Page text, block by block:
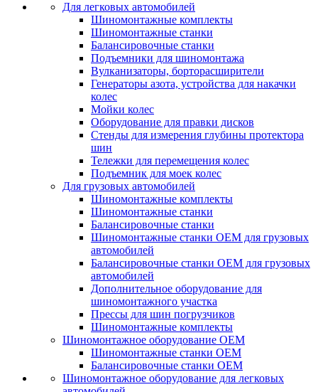
Для легковых автомобилей
Шиномонтажные комплекты
Шиномонтажные станки
Балансировочные станки
Подъемники для шиномонтажа
Вулканизаторы, борторасширители
Генераторы азота, устройства для накачки
колес
Мойки колес
Оборудование для правки дисков
Стенды для измерения глубины протектора
шин
Тележки для перемещения колес
Подъемник для моек колеc
Для грузовых автомобилей
Шиномонтажные комплекты
Шиномонтажные станки
Балансировочные станки
Шиномонтажные станки ОЕМ для грузовых
автомобилей
Балансировочные станки ОЕМ для грузовых
автомобилей
Дополнительное оборудование для
шиномонтажного участка
Прессы для шин погрузчиков
Шиномонтажные комплекты
Шиномонтажное оборудование ОЕМ
Шиномонтажные станки ОЕМ
Балансировочные станки ОЕМ
Шиномонтажное оборудование для легковых